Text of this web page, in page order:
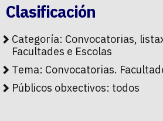
Clasificación
Categoría: Convocatorias,
Facultades e Escolas
Tema: Convocatorias.
Públicos obxectivos: todos